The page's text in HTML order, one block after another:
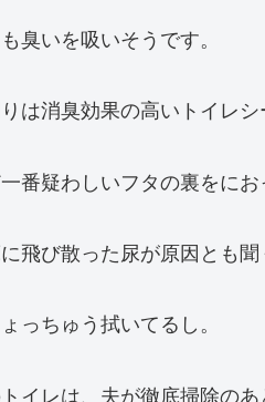
臭いを吸いそうです。
は消臭効果の高いトイレシ
番疑わしいフタの裏をにお
飛び散った尿が原因とも
っちゅう拭いてるし。
イレは、夫が徹底掃除の